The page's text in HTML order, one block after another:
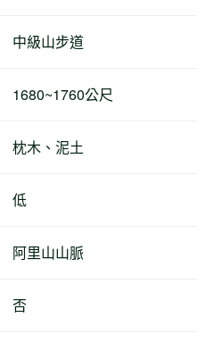
中級山步道
1680~1760公尺
枕木、泥土
低
阿里山山脈
否